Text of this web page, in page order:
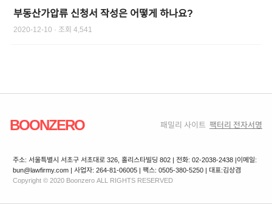
부동산가압류 신청서 작성은 어떻게 하나요?
2020-12-10 · 조회 4,541
BOONZERO 패밀리 사이트 팩터리 전자서명
주소: 서울특별시 서초구 서초대로 326, 홀리스타빌딩 802 | 전화: 02-2038-2438 |이메일:
bun@lawfirmy.com | 사업자: 264-81-06005 | 팩스: 0505-380-5250 | 대표:김상겸
Copyright © 2020 Boonzero ALL RIGHTS RESERVED